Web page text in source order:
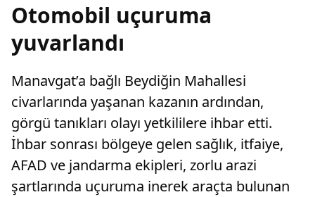
Otomobil uçuruma
yuvarlandı
Manavgat’a bağlı Beydiğin Mahallesi
civarlarında yaşanan kazanın ardından,
görgü tanıkları olayı yetkililere ihbar etti.
İhbar sonrası bölgeye gelen sağlık, itfaiye,
AFAD ve jandarma ekipleri, zorlu arazi
şartlarında uçuruma inerek araçta bulunan